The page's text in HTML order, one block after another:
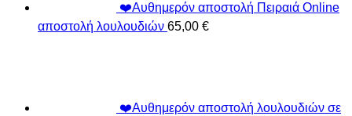
❤️Αυθημερόν αποστολή Πειραιά Online
αποστολή λουλουδιών 65,00 €
❤️Αυθημερόν αποστολή λουλουδιών σε